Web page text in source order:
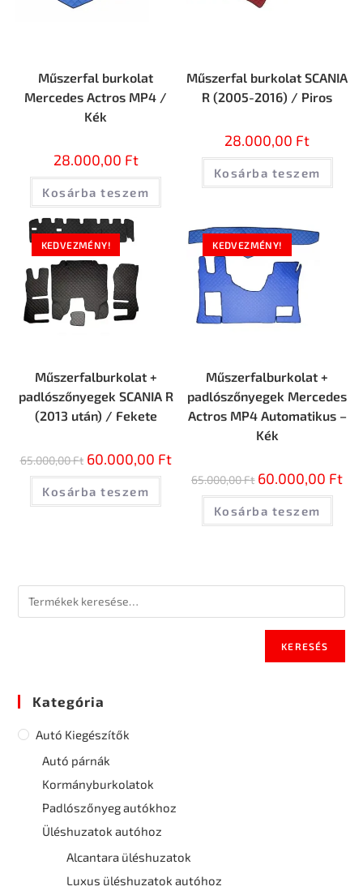
Műszerfal burkolat
Mercedes Actros MP4 /
Kék
28.000,00 Ft
Kosárba teszem
Műszerfal burkolat SCANIA
R (2005-2016) / Piros
28.000,00 Ft
Kosárba teszem
KEDVEZMÉNY!
Műszerfalburkolat +
padlószőnyegek SCANIA R
(2013 után) / Fekete
65.000,00Ft 60.000,00 Ft
Kosárba teszem
KEDVEZMÉNY!
Műszerfalburkolat +
padlószőnyegek Mercedes
Actros MP4 Automatikus –
Kék
65.000,00Ft 60.000,00 Ft
Kosárba teszem
KERESÉS
Kategória
Autó Kiegészítők
Autó párnák
Kormányburkolatok
Padlószőnyeg autókhoz
Üléshuzatok autóhoz
Alcantara üléshuzatok
Luxus üléshuzatok autóhoz